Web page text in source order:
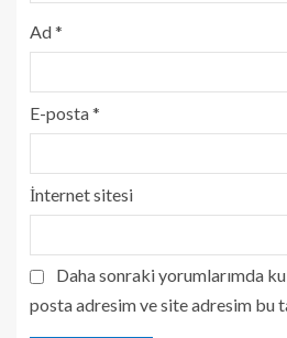
Ad*
E-posta*
İnternet sitesi
Daha sonraki yorumlarımda
posta adresim ve site adresim bu